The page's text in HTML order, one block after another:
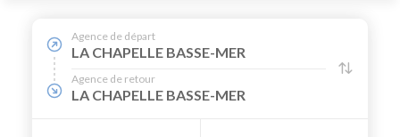
Agence de départ
LA CHAPELLE BASSE-MER
Agence de retour
LA CHAPELLE BASSE-MER